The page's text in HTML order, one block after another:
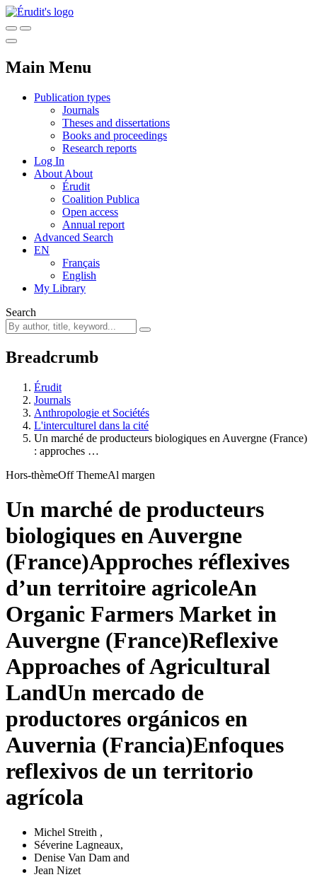
Main Menu
Publication types
Journals
Theses and dissertations
Books and proceedings
Research reports
Log In
About About
Érudit
Coalition Publica
Open access
Annual report
Advanced Search
EN
Français
English
My Library
Search
Breadcrumb
Érudit
Journals
Anthropologie et Sociétés
L'interculturel dans la cité
Un marché de producteurs biologiques en Auvergne (France)
: approches …
Hors-thèmeOff ThemeAl margen
Un marché de producteurs
biologiques en Auvergne
(France)Approches réflexives
d’un territoire agricoleAn
Organic Farmers Market in
Auvergne (France)Reflexive
Approaches of Agricultural
LandUn mercado de
productores orgánicos en
Auvernia (Francia)Enfoques
reflexivos de un territorio
agrícola
Michel Streith ,
Séverine Lagneaux,
Denise Van Dam and
Jean Nizet